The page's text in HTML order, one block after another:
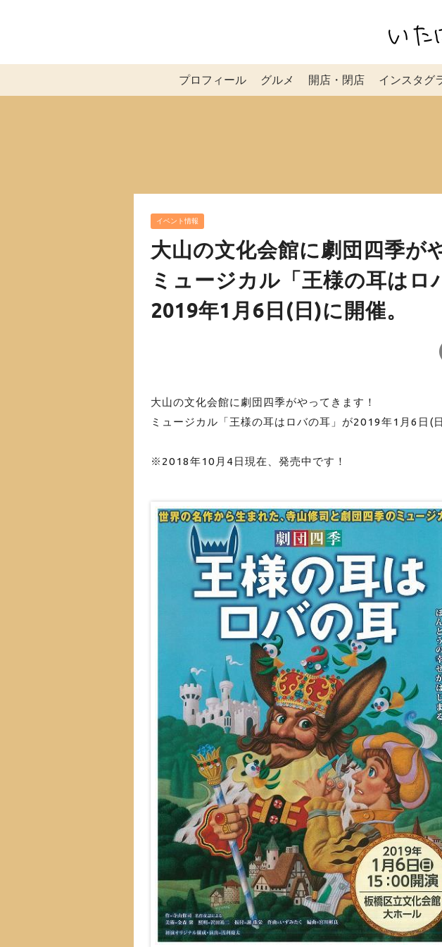
プロフィール グルメ 開店・閉店 インスタグ
イベント情報
大山の文化会館に劇団四季が
ミュージカル「王様の耳はロ
2019年1月6日(日)に開催。
大山の文化会館に劇団四季がやってきます！
ミュージカル「王様の耳はロバの耳」が2019年1月6日(
※2018年10月4日現在、発売中です！